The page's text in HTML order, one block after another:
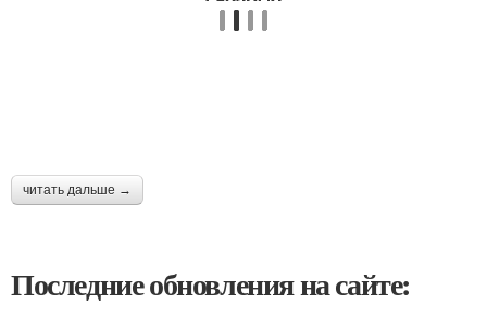
читать дальше →
Последние обновления на сайте: